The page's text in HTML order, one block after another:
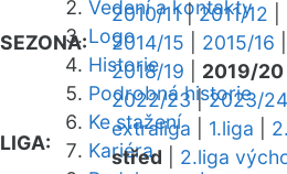
Vedení a kontakty
Logo
Historie
Podrobná historie
Ke stažení
Kariéra
SEZONA:
2010/11|2011/12
2014/15
2015/16
2018/19
2019/20
2022/23|2023/24
LIGA:
extraliga 1.liga
střed
2.liga